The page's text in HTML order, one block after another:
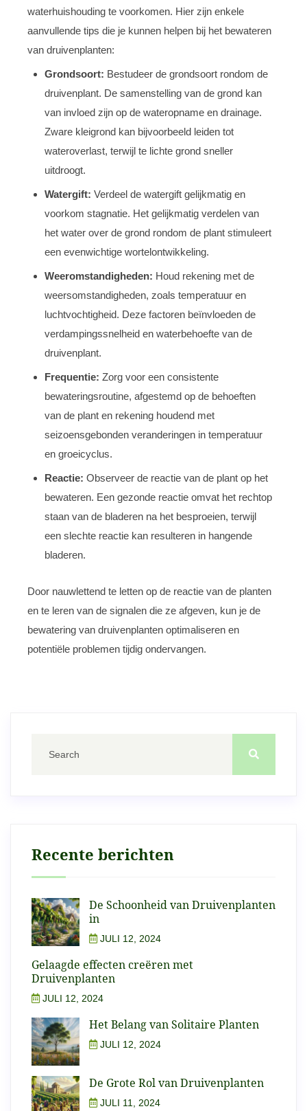
waterhuishouding te voorkomen. Hier zijn enkele
aanvullende tips die je kunnen helpen bij het bewateren
van druivenplanten:
Grondsoort: Bestudeer de grondsoort rondom de
druivenplant. De samenstelling van de grond kan
van invloed zijn op de wateropname en drainage.
Zware kleigrond kan bijvoorbeeld leiden tot
wateroverlast, terwijl te lichte grond sneller
uitdroogt.
Watergift: Verdeel de watergift gelijkmatig en
voorkom stagnatie. Het gelijkmatig verdelen van
het water over de grond rondom de plant stimuleert
een evenwichtige wortelontwikkeling.
Weeromstandigheden: Houd rekening met de
weersomstandigheden, zoals temperatuur en
luchtvochtigheid. Deze factoren beïnvloeden de
verdampingssnelheid en waterbehoefte van de
druivenplant.
Frequentie: Zorg voor een consistente
bewateringsroutine, afgestemd op de behoeften
van de plant en rekening houdend met
seizoensgebonden veranderingen in temperatuur
en groeicyclus.
Reactie: Observeer de reactie van de plant op het
bewateren. Een gezonde reactie omvat het rechtop
staan van de bladeren na het besproeien, terwijl
een slechte reactie kan resulteren in hangende
bladeren.
Door nauwlettend te letten op de reactie van de planten
en te leren van de signalen die ze afgeven, kun je de
bewatering van druivenplanten optimaliseren en
potentiële problemen tijdig ondervangen.
Recente berichten
De Schoonheid van Druivenplanten
in
JULI 12, 2024
Gelaagde effecten creëren met
Druivenplanten
JULI 12, 2024
Het Belang van Solitaire Planten
JULI 12, 2024
De Grote Rol van Druivenplanten
JULI 11, 2024